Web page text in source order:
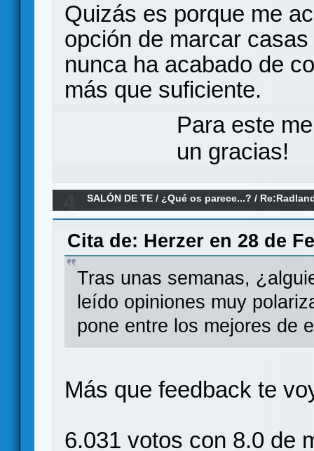
Quizás es porque me
opción de marcar
nunca ha acabado de
más que suficiente.
Para este
un gracias!
SALÓN DE TE / ¿Qué os parece...? /
Cita de: Herzer en 28 de
Tras unas semanas,
leído opiniones muy
pone entre los mejores de
Más que feedback te
6.031 votos con 8.0 de